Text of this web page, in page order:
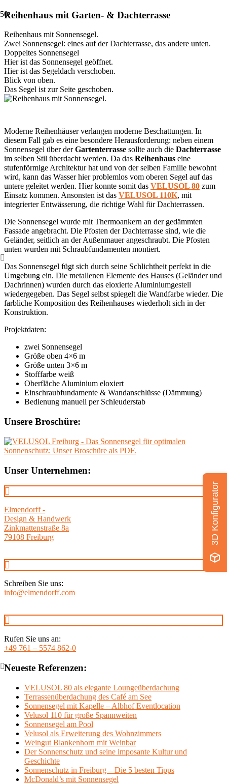
Reihenhaus mit Garten- & Dachterrasse
Reihenhaus mit Sonnensegel.
Zwei Sonnensegel: eines auf der Dachterrasse, das andere unten.
Doppeltes Sonnensegel
Hier ist das Sonnensegel geöffnet.
Hier ist das Segeldach verschoben.
Blick von oben.
Das Segel ist zur Seite geschoben.
Moderne Reihenhäuser verlangen moderne Beschattungen. In
diesem Fall gab es eine besondere Herausforderung: neben einem
Sonnensegel über derGartenterrasse sollte auch die Dachterrasse
im selben Stil überdacht werden. Da das Reihenhaus eine
stufenförmige Architektur hat und von der selben Familie bewohnt
wird, kann das Wasser hier problemlos vom oberen Segel auf das
untere geleitet werden. Hier konnte somit das VELUSOL 80 zum
Einsatz kommen. Ansonsten ist das VELUSOL 110K, mit
integrierter Entwässerung, die richtige Wahl für Dachterrassen.
Die Sonnensegel wurde mit Thermoankern an der gedämmten
Fassade angebracht. Die Pfosten der Dachterrasse sind, wie die
Geländer, seitlich an der Außenmauer angeschraubt. Die Pfosten
unten wurden mit Schraubfundamenten montiert.
Das Sonnensegel fügt sich durch seine Schlichtheit perfekt in die
Umgebung ein. Die metallenen Elemente des Hauses (Geländer und
Dachrinnen) wurden durch das eloxierte Aluminiumgestell
wiedergegeben. Das Segel selbst spiegelt die Wandfarbe wieder. Die
farbliche Komposition des Reihenhauses wiederholt sich in der
Konstruktion.
Projektdaten:
zwei Sonnensegel
Größe oben 4×6 m
Größe unten 3×6 m
Stofffarbe weiß
Oberfläche Aluminium eloxiert
Einschraubfundamente & Wandanschlüsse (Dämmung)
Bedienung manuell per Schleuderstab
Unsere Broschüre:
Unser Unternehmen:
Elmendorff -
Design & Handwerk
Zinkmattenstraße 8a
79108 Freiburg
Schreiben Sie uns:
info@elmendorff.com
Rufen Sie uns an:
+49 761 – 5574 862-0
Neueste Referenzen:
VELUSOL 80 als elegante Loungeüberdachung
Terrassenüberdachung des Café am See
Sonnensegel mit Kapelle – Albhof Eventlocation
Velusol 110 für große Spannweiten
Sonnensegel am Pool
Velusol als Erweiterung des Wohnzimmers
Weingut Blankenhorn mit Weinbar
Der Sonnenschutz und seine imposante Kultur und
Geschichte
Sonnenschutz in Freiburg – Die 5 besten Tipps
McDonald’s mit Sonnensegel
3D Konfigurator